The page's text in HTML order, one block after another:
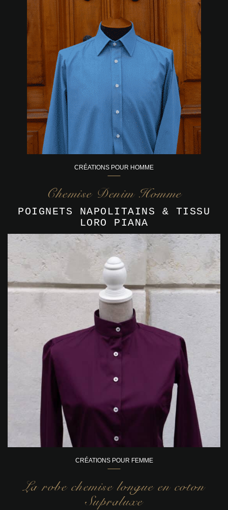
CRÉATIONS POUR HOMME
Chemise Denim Homme
POIGNETS NAPOLITAINS & TISSU
LORO PIANA
CRÉATIONS POUR FEMME
La robe chemise longue en coton
Supraluxe